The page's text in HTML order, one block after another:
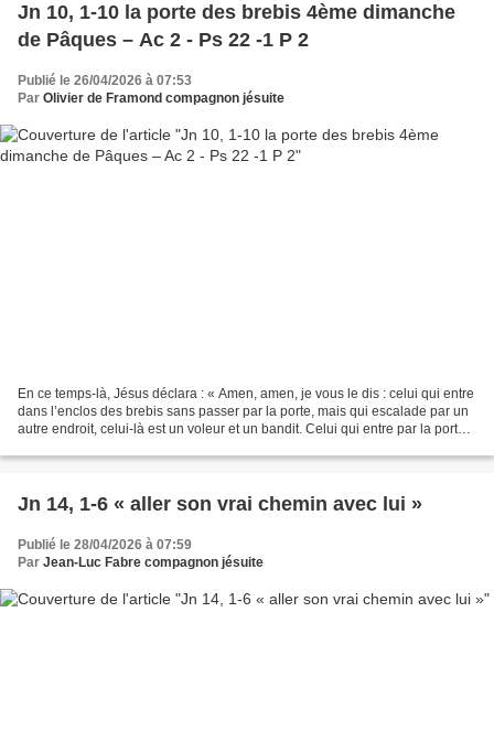
Jn 10, 1-10 la porte des brebis 4ème dimanche
de Pâques – Ac 2 - Ps 22 -1 P 2
Publié le 26/04/2026 à 07:53
Par Olivier de Framond compagnon jésuite
En ce temps-là, Jésus déclara : « Amen, amen, je vous le dis : celui qui entre
dans l’enclos des brebis sans passer par la porte, mais qui escalade par un
autre endroit, celui-là est un voleur et un bandit. Celui qui entre par la porte,
Jn 14, 1-6 « aller son vrai chemin avec lui »
Publié le 28/04/2026 à 07:59
Par Jean-Luc Fabre compagnon jésuite